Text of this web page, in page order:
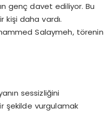
genç davet ediliyor. Bu
kişi daha vardı.
Salaymeh, törenin
sessizliğini
şekilde vurgulamak